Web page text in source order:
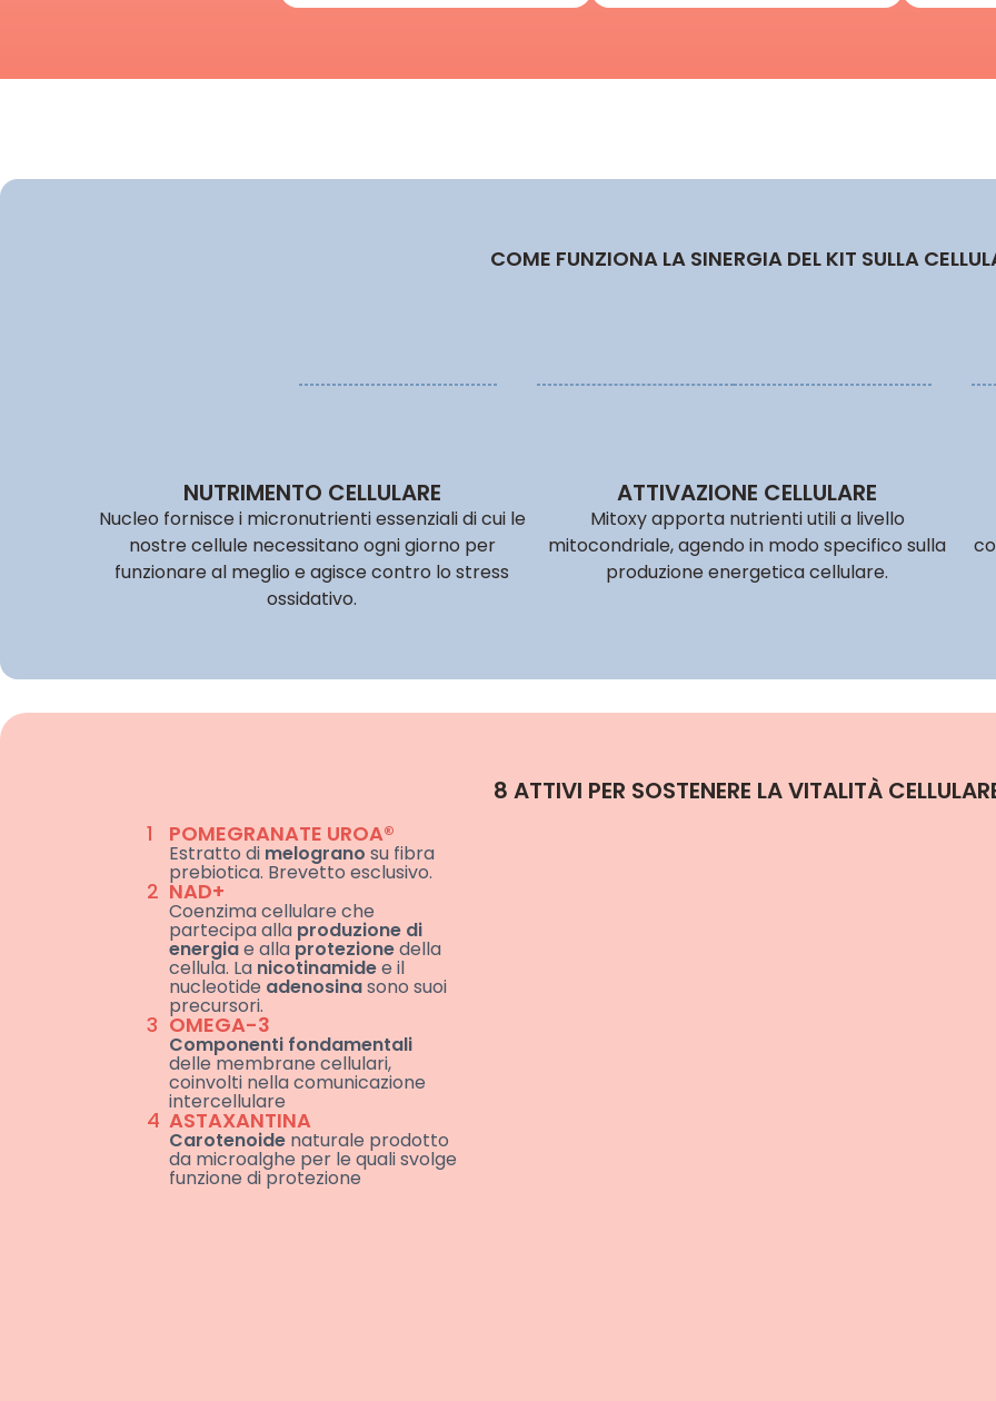
COME FUNZIONA LA SINERGIA DEL KIT SULLA
NUTRIMENTO CELLULARE
Nucleo fornisce i micronutrienti essenziali di cui le
nostre cellule necessitano ogni giorno per
funzionare al meglio e agisce contro lo stress
ossidativo.
ATTIVAZIONE CELLULARE
Mitoxy apporta nutrienti utili a livello
mitocondriale, agendo in modo specifico sulla
produzione energetica cellulare.
8 ATTIVI PER SOSTENERE LA VITALITÀ
1 POMEGRANATE UROA®
Estratto di melograno su fibra
prebiotica. Brevetto esclusivo.
2 NAD+
Coenzima cellulare che
partecipa alla produzione di
energiae alla protezionedella
cellula. La nicotinamidee il
nucleotide adenosinasono suoi
precursori.
3 OMEGA-3
Componenti fondamentali
delle membrane cellulari,
coinvolti nella comunicazione
intercellulare
4 ASTAXANTINA
Carotenoide naturale prodotto
da microalghe per le quali svolge
funzione di protezione